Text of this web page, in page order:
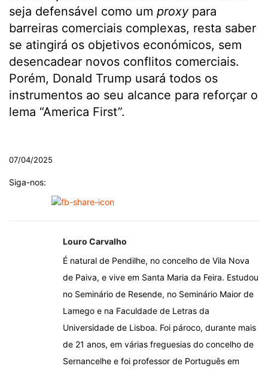
seja defensável como um proxypara
barreiras comerciais complexas, resta saber
se atingirá os objetivos económicos, sem
desencadear novos conflitos comerciais.
Porém, Donald Trump usará todos os
instrumentos ao seu alcance para reforçar o
lema “America First”.
07/04/2025
Siga-nos:
Louro Carvalho
É natural de Pendilhe, no concelho de Vila Nova
de Paiva, e vive em Santa Maria da Feira. Estudou
no Seminário de Resende, no Seminário Maior de
Lamego e na Faculdade de Letras da
Universidade de Lisboa. Foi pároco, durante mais
de 21 anos, em várias freguesias do concelho de
Sernancelhe e foi professor de Português em